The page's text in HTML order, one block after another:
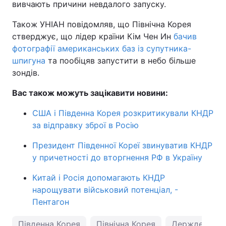
вивчають причини невдалого запуску.
Також УНІАН повідомляв, що Північна Корея
стверджує, що лідер країни Кім Чен Ин бачив
фотографії американських баз із супутника-
шпигуна та пообіцяв запустити в небо більше
зондів.
Вас також можуть зацікавити новини:
США і Південна Корея розкритикували КНДР
за відправку зброї в Росію
Президент Південної Кореї звинуватив КНДР
у причетності до вторгнення РФ в Україну
Китай і Росія допомагають КНДР
нарощувати військовий потенціал, -
Пентагон
Південна Корея Північна Корея